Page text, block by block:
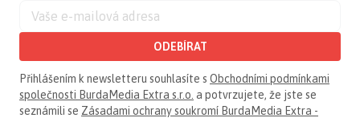
ODEBÍRAT
Přihlášením k newsletteru souhlasíte s Obchodními podmínkami
společnosti BurdaMedia Extra s.r.o. a potvrzujete, že jste se
seznámili se Zásadami ochrany soukromí BurdaMedia Extra -